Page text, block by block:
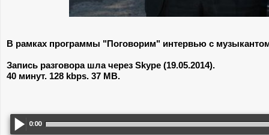
В рамках программы "Поговорим" интервью с
Запись разговора шла через Skype (19.05.2014).
40 минут. 128 kbps. 37 MB.
0:00